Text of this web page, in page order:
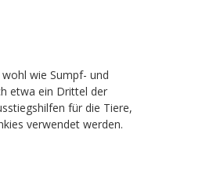
wie Sumpf- und
etwa ein Drittel der
für die Tiere,
verwendet werden.